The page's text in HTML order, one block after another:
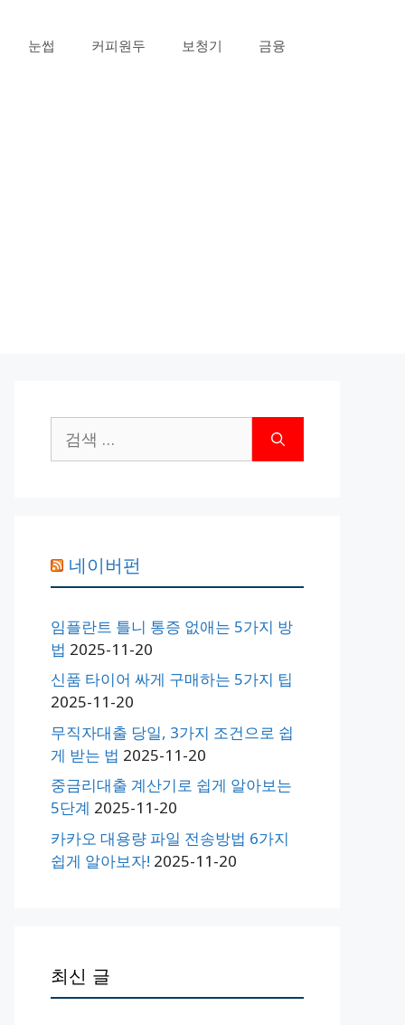
눈썹 커피원두 보청기 금융
색:
네이버펀
임플란트 틀니 통증 없애는 5가지 방
법 2025-11-20
신품 타이어 싸게 구매하는 5가지 팁
2025-11-20
무직자대출 당일, 3가지 조건으로 쉽
게 받는 법 2025-11-20
중금리대출 계산기로 쉽게 알아보는
5단계 2025-11-20
카카오 대용량 파일 전송방법 6가지
쉽게 알아보자! 2025-11-20
최신 글